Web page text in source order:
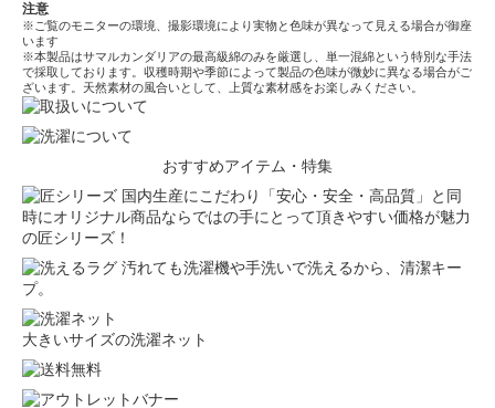
注意
※ご覧のモニターの環境、撮影環境により実物と色味が異なって見える場合が御座
います
※本製品はサマルカンダリアの最高級綿のみを厳選し、単一混綿という特別な手法
で採取しております。収穫時期や季節によって製品の色味が微妙に異なる場合がご
ざいます。天然素材の風合いとして、上質な素材感をお楽しみください。
おすすめアイテム・特集
国内生産にこだわり「安心・安全・高品質」と同
時にオリジナル商品ならではの手にとって頂きやすい価格が魅力
の匠シリーズ！
汚れても洗濯機や手洗いで洗えるから、清潔キー
プ。
大きいサイズの洗濯ネット